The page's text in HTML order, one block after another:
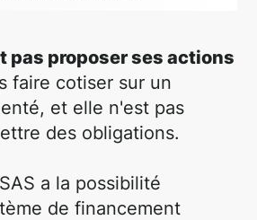
pas proposer ses actions
faire cotiser sur un
et elle n'est pas
des obligations.
a la possibilité
de financement